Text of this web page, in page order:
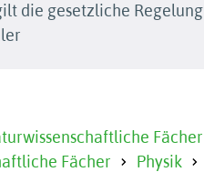
die gesetzliche Regelung
Fächer
Fächer
Physik